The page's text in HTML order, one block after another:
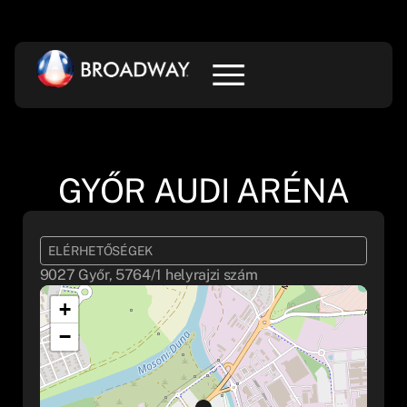
GYŐR AUDI ARÉNA
ELÉRHETŐSÉGEK
9027 Győr, 5764/1 helyrajzi szám
+
−